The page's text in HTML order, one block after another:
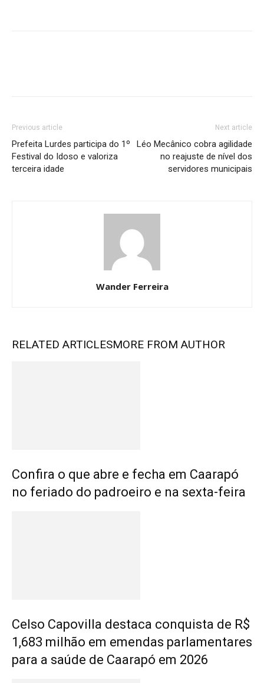
Previous article
Prefeita Lurdes participa do 1º
Festival do Idoso e valoriza
terceira idade
Next article
Léo Mecânico cobra agilidade
no reajuste de nível dos
servidores municipais
Wander Ferreira
RELATED ARTICLESMORE FROM AUTHOR
Confira o que abre e fecha em Caarapó
no feriado do padroeiro e na sexta-feira
Celso Capovilla destaca conquista de R$
1,683 milhão em emendas parlamentares
para a saúde de Caarapó em 2026